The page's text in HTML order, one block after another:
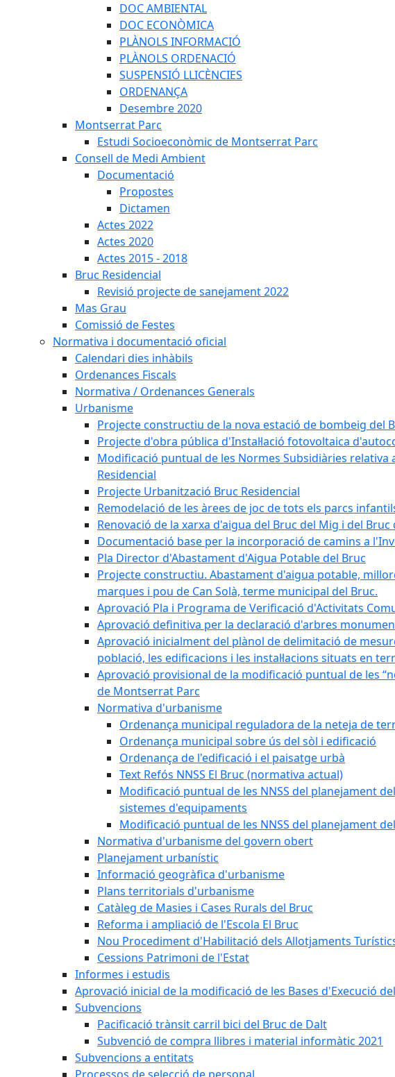
DOC AMBIENTAL
DOC ECONÒMICA
PLÀNOLS INFORMACIÓ
PLÀNOLS ORDENACIÓ
SUSPENSIÓ LLICÈNCIES
ORDENANÇA
Desembre 2020
Montserrat Parc
Estudi Socioeconòmic de Montserrat Parc
Consell de Medi Ambient
Documentació
Propostes
Dictamen
Actes 2022
Actes 2020
Actes 2015 - 2018
Bruc Residencial
Revisió projecte de sanejament 2022
Mas Grau
Comissió de Festes
Normativa i documentació oficial
Calendari dies inhàbils
Ordenances Fiscals
Normativa / Ordenances Generals
Urbanisme
Projecte constructiu de la nova estació de bombeig del
Projecte d'obra pública d'Instal·lació fotovoltaica
Modificació puntual de les Normes Subsidiàries relativa
Residencial
Projecte Urbanització Bruc Residencial
Remodelació de les àrees de joc de tots els parcs
Renovació de la xarxa d'aigua del Bruc del Mig i del Bruc
Documentació base per la incorporació de camins a
Pla Director d'Abastament d'Aigua Potable del Bruc
Projecte constructiu. Abastament d'aigua potable,
marques i pou de Can Solà, terme municipal del Bruc.
Aprovació Pla i Programa de Verificació d'Activitats
Aprovació definitiva per la declaració d'arbres
Aprovació inicialment del plànol de delimitació de
població, les edificacions i les instal·lacions situats en
Aprovació provisional de la modificació puntual de les
de Montserrat Parc
Normativa d'urbanisme
Ordenança municipal reguladora de la neteja de
Ordenança municipal sobre ús del sòl i edificació
Ordenança de l'edificació i el paisatge urbà
Text Refós NNSS El Bruc (normativa actual)
Modificació puntual de les NNSS del planejament
sistemes d'equipaments
Modificació puntual de les NNSS del planejament
Normativa d'urbanisme del govern obert
Planejament urbanístic
Informació geogràfica d'urbanisme
Plans territorials d'urbanisme
Catàleg de Masies i Cases Rurals del Bruc
Reforma i ampliació de l'Escola El Bruc
Nou Procediment d'Habilitació dels Allotjaments
Cessions Patrimoni de l'Estat
Informes i estudis
Aprovació inicial de la modificació de les Bases d'Execució
Subvencions
Pacificació trànsit carril bici del Bruc de Dalt
Subvenció de compra llibres i material informàtic 2021
Subvencions a entitats